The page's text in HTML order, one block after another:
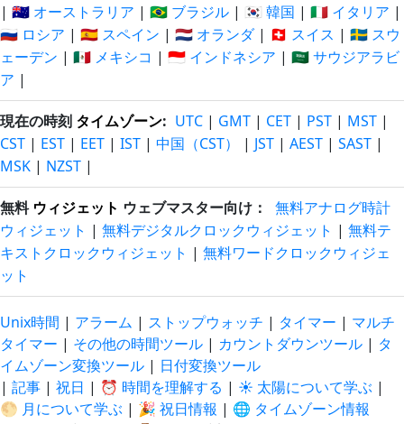
| 🇦🇺 オーストラリア | 🇧🇷 ブラジル | 🇰🇷 韓国 | 🇮🇹 イタリア |
🇷🇺 ロシア | 🇪🇸 スペイン | 🇳🇱 オランダ| 🇨🇭 スイス | 🇸🇪 スウ
ェーデン | 🇲🇽 メキシコ | 🇮🇩 インドネシア | 🇸🇦 サウジアラビ
ア |
現在の時刻 タイムゾーン: UTC | GMT | CET | PST | MST |
CST | EST | EET | IST | 中国（CST） | JST | AEST | SAST |
MSK | NZST |
無料 ウィジェット ウェブマスター向け：
無料アナログ時計
ウィジェット | 無料デジタルクロックウィジェット | 無料テ
キストクロックウィジェット | 無料ワードクロックウィジェ
ット
Unix時間 | アラーム | ストップウォッチ | タイマー | マルチ
タイマー | その他の時間ツール | カウントダウンツール | タ
イムゾーン変換ツール | 日付変換ツール
| 記事 | 祝日 | ⏰ 時間を理解する | ☀️ 太陽について学ぶ |
🌕 月について学ぶ | 🎉 祝日情報 | 🌐 タイムゾーン情報